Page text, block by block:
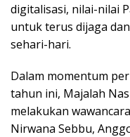
digitalisasi, nilai-nilai
untuk terus dijaga
sehari-hari.
Dalam momentum
tahun ini, Majalah
melakukan
Nirwana Sebbu,